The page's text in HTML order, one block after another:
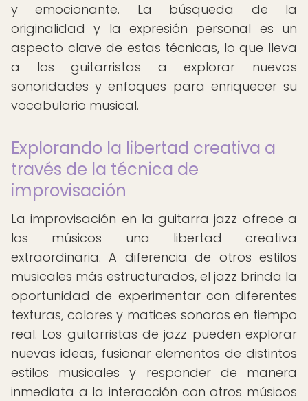
y emocionante. La búsqueda de la
originalidad y la expresión personal es un
aspecto clave de estas técnicas, lo que lleva
a los guitarristas a explorar nuevas
sonoridades y enfoques para enriquecer su
vocabulario musical.
Explorando la libertad creativa a
través de la técnica de
improvisación
La improvisación en la guitarra jazz ofrece a
los músicos una libertad creativa
extraordinaria. A diferencia de otros estilos
musicales más estructurados, el jazz brinda la
oportunidad de experimentar con diferentes
texturas, colores y matices sonoros en tiempo
real. Los guitarristas de jazz pueden explorar
nuevas ideas, fusionar elementos de distintos
estilos musicales y responder de manera
inmediata a la interacción con otros músicos